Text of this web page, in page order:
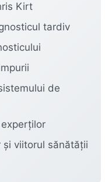
Kirt
tardiv
de
și viitorul sănătății